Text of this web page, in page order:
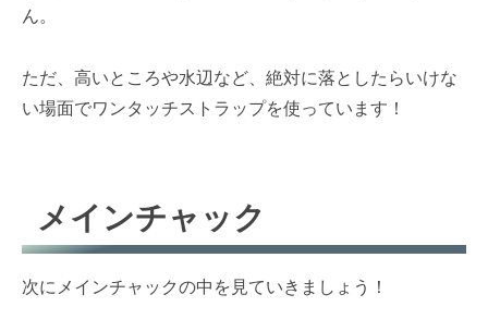
ん。
ただ、高いところや水辺など、絶対に落としたらいけな
い場面でワンタッチストラップを使っています！
メインチャック
次にメインチャックの中を見ていきましょう！